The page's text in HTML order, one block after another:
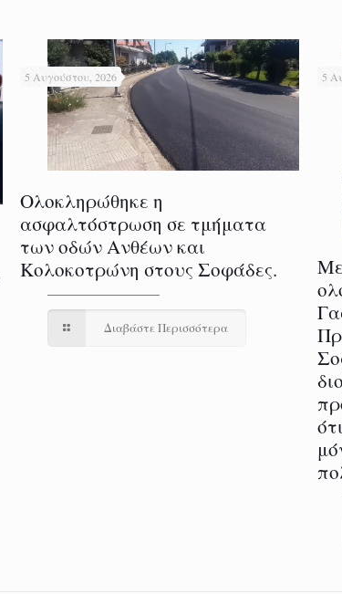
5 Αυγούστου, 2026
Ολοκληρώθηκε η
ασφαλτόστρωση σε τμήματα
των οδών Ανθέων και
Κολοκοτρώνη στους Σοφάδες.
Διαβάστε Περισσότερα
5
Με